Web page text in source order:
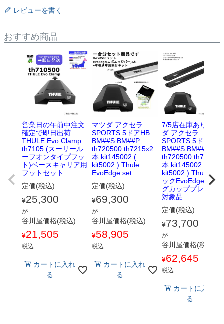
レビューを書く
おすすめ商品
営業日の午前中注文
確定で即日出荷
THULE Evo Clamp
th7105 (スーリール
ーフオンタイプフッ
ト)ベースキャリア用
フットセット
定価(税込)
¥25,300
が
谷川屋価格(税込)
¥21,505
税込
カートに入れ
る
マツダ アクセラ
SPORTS 5ドアHB
BM##S BM##P
th720500 th7215x2
本 kit145002 (
kit5002 ) Thule
EvoEdge set
定価(税込)
¥69,300
が
谷川屋価格(税込)
¥58,905
税込
カートに入れ
る
7/5店在庫あり マツ
ダ アクセラ
SPORTS 5ドアHB
BM##S BM##P
th720500
本 kit145002 (
kit5002 ) Thule ブ
ックEvoEdge set
グカッププレゼン
対象品
定価(税込)
¥73,700
が
谷川屋価格(税込)
¥62,645
税込
カートに入れ
る